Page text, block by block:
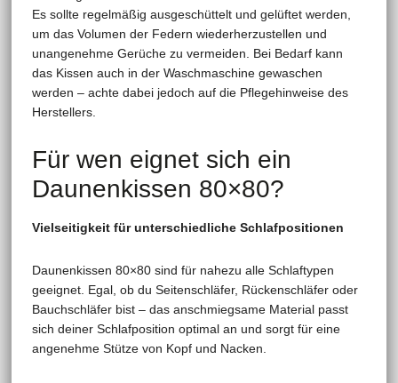
Es sollte regelmäßig ausgeschüttelt und gelüftet werden,
um das Volumen der Federn wiederherzustellen und
unangenehme Gerüche zu vermeiden. Bei Bedarf kann
das Kissen auch in der Waschmaschine gewaschen
werden – achte dabei jedoch auf die Pflegehinweise des
Herstellers.
Für wen eignet sich ein
Daunenkissen 80×80?
Vielseitigkeit für unterschiedliche Schlafpositionen
Daunenkissen 80×80 sind für nahezu alle Schlaftypen
geeignet. Egal, ob du Seitenschläfer, Rückenschläfer oder
Bauchschläfer bist – das anschmiegsame Material passt
sich deiner Schlafposition optimal an und sorgt für eine
angenehme Stütze von Kopf und Nacken.